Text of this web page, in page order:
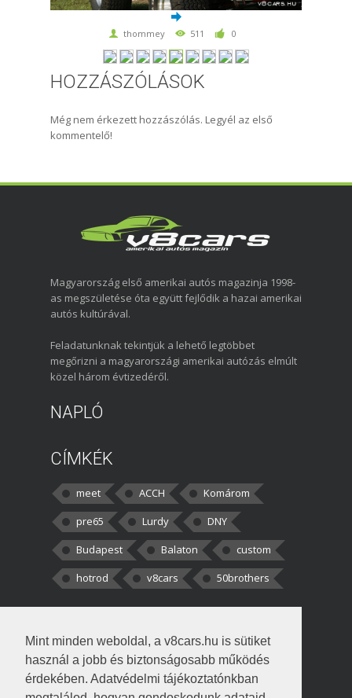
Mint minden weboldal, a v8cars.hu is sütiket
használ a jobb és biztonságosabb működés
érdekében. Adatvédelmi tájékoztatónkban
thommey 511 0
HOZZÁSZÓLÁSOK
Még nem érkezett hozzászólás. Legyél az első
kommentelő!
Magyarország első amerikai autós magazinja 1998-
as megszületése óta együtt fejlődik a hazai amerikai
autós kultúrával.
Feladatunknak tekintjük a lehető legtöbbet
megőrizni a magyarországi amerikai autózás elmúlt
közel három évtizedéről.
NAPLÓ
CÍMKÉK
meet ACCH
Komárom
pre65
Lurdy
DNY
Budapest
Balaton
custom
hotrod
v8cars 50brothers
kortisz:Elszúrtam! Én csak két
darabbaal számoltam. Nem tudtam, hogy fél autót,